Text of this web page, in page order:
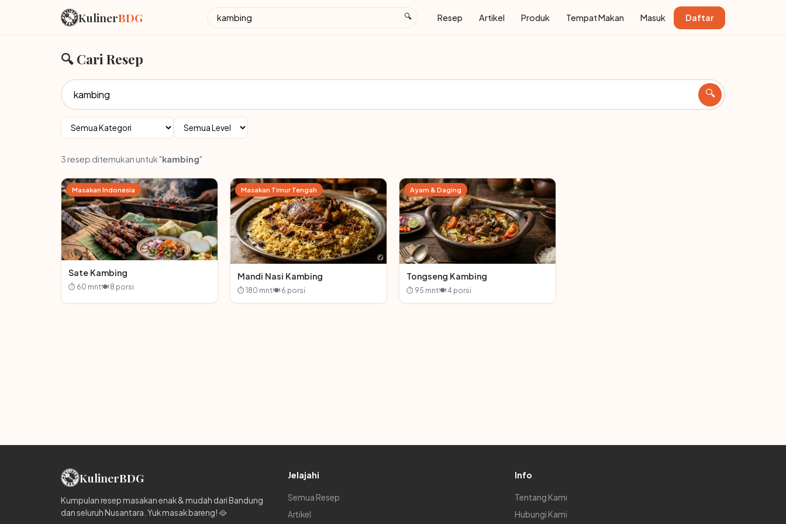
KulinerBDG 🔍 Resep Artikel Produk Tempat Makan Masuk Daftar
🔍 Cari Resep
🔍
3 resep ditemukan untuk "kambing"
Masakan Indonesia
Sate Kambing
⏱ 60 mnt🍽 8 porsi
Masakan Timur Tengah
Mandi Nasi Kambing
⏱ 180 mnt🍽 6 porsi
Ayam & Daging
Tongseng Kambing
⏱ 95 mnt🍽 4 porsi
KulinerBDG
Kumpulan resep masakan enak & mudah dari Bandung
dan seluruh Nusantara. Yuk masak bareng! 🥘
Jelajahi
Semua Resep
Artikel
Info
Tentang Kami
Hubungi Kami